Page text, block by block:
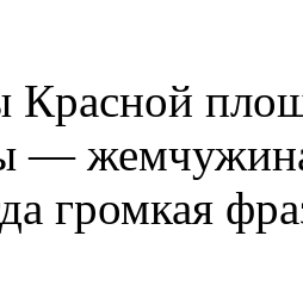
Красной
—
громкая